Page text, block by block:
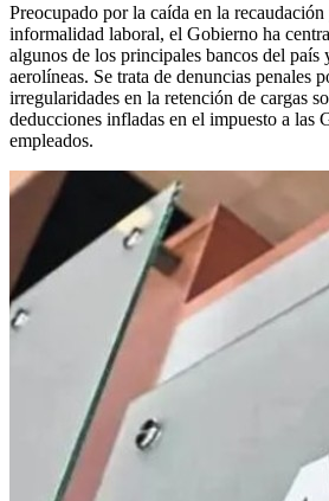
Preocupado por la caída en la
informalidad laboral, el Gobierno ha
algunos de los principales bancos del país
aerolíneas. Se trata de denuncias penales
irregularidades en la retención de cargas
deducciones infladas en el impuesto a las
empleados.